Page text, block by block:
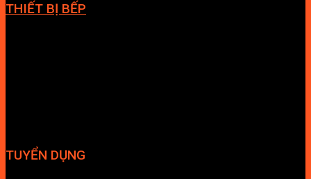
THIẾT BỊ BẾP
TUYỂN DỤNG